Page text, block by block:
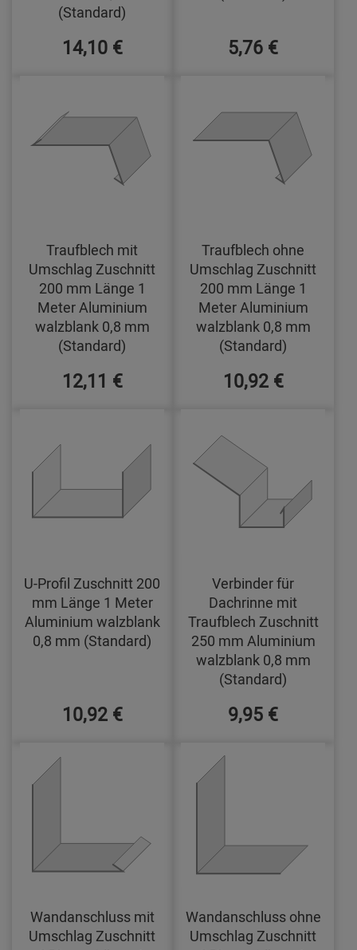
(Standard)
14,10 € 5,76 €
Traufblech mit
Umschlag Zuschnitt
200 mm Länge 1
Meter Aluminium
walzblank 0,8 mm
(Standard)
12,11 €
Traufblech ohne
Umschlag Zuschnitt
200 mm Länge 1
Meter Aluminium
walzblank 0,8 mm
(Standard)
10,92 €
U-Profil Zuschnitt 200
mm Länge 1 Meter
Aluminium walzblank
0,8 mm (Standard)
10,92 €
Verbinder für
Dachrinne mit
Traufblech Zuschnitt
250 mm Aluminium
walzblank 0,8 mm
(Standard)
9,95 €
Wandanschluss mit
Umschlag Zuschnitt
Wandanschluss ohne
Umschlag Zuschnitt